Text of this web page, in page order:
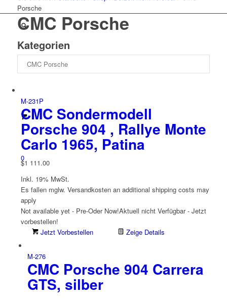
Menü
0
Porsche
CMC Porsche
Kategorien
M-231P
CMC Sondermodell
Porsche 904 , Rallye Monte
Carlo 1965, Patina
$1 111.00
Inkl. 19% MwSt.
Es fallen mglw. Versand­kosten an additional shipping costs may
apply
Not available yet - Pre-Oder Now!Aktuell nicht Verfügbar - Jetzt
vorbestellen!
Jetzt Vorbestellen
Zeige Details
M-276
CMC Porsche 904 Carrera
GTS, silber